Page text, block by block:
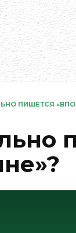
ПИШЕТСЯ